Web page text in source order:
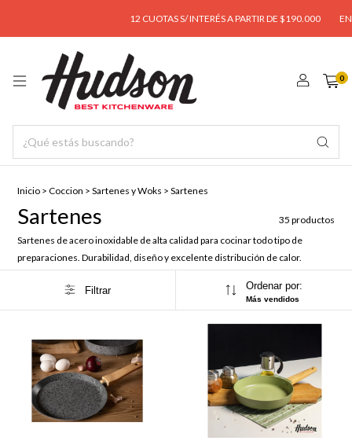
12 CUOTAS S/ INTERÉS A PARTIR DE $190.000 ENVÍO
0
Inicio > Coccion > Sartenes y Woks > Sartenes
Sartenes
35 productos
Sartenes de acero inoxidable de alta calidad para cocinar todo tipo de
preparaciones. Durabilidad, diseño y excelente distribución de calor.
Filtrar Ordenar por:
Más vendidos